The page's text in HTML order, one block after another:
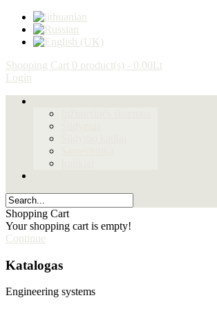
Shopping Cart 0 product(s) - 0.00Lt
Login
Shopping Cart
Your shopping cart is empty!
Continue
Katalogas
Engineering systems